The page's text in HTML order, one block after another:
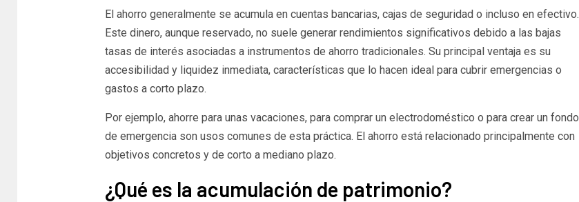
El ahorro generalmente se acumula en cuentas bancarias, cajas de seguridad o incluso en efectivo.
Este dinero, aunque reservado, no suele generar rendimientos significativos debido a las bajas
tasas de interés asociadas a instrumentos de ahorro tradicionales. Su principal ventaja es su
accesibilidad y liquidez inmediata, características que lo hacen ideal para cubrir emergencias o
gastos a corto plazo.
Por ejemplo, ahorre para unas vacaciones, para comprar un electrodoméstico o para crear un fondo
de emergencia son usos comunes de esta práctica. El ahorro está relacionado principalmente con
objetivos concretos y de corto a mediano plazo.
¿Qué es la acumulación de patrimonio?